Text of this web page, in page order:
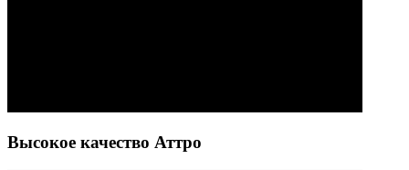
Высокое качество Аттро